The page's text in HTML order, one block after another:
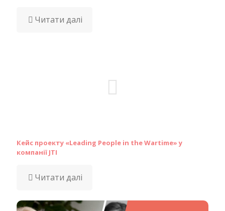
Читати далі
Кейс проекту «Leading People in the Wartime» у
компанії JTI
Читати далі